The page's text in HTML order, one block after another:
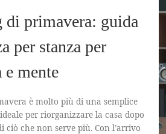
di primavera: guida
per stanza per
e mente
è molto più di una semplice
per riorganizzare la casa dopo
ciò che non serve più. Con l’arrivo